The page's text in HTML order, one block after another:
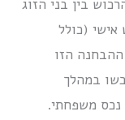
בין בני הזוג
אישי (כולל
הזו
במהלך
נכס משפחתי.